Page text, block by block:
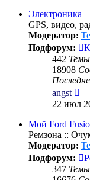
Электроника
GPS, видео,
Модератор:
Подфорум:
442 Темы
18908
angst
к
22 июл
Мой Ford
Ремзона ::
Модератор:
Подфорум:
347 Темы